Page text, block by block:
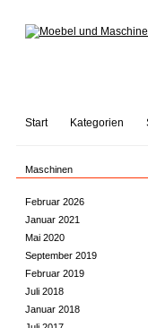
Start Kategorien
Maschinen
Februar 2026
Januar 2021
Mai 2020
September 2019
Februar 2019
Juli 2018
Januar 2018